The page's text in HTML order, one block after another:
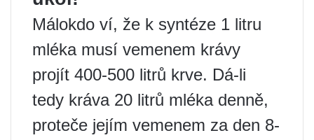
Málokdo ví, že k syntéze 1 litru
mléka musí vemenem krávy
projít 400-500 litrů krve. Dá-li
tedy kráva 20 litrů mléka denně,
proteče jejím vemenem za den 8-